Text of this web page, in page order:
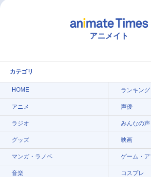
アニメイト
カテゴリ
HOME ランキング
アニメ 声優
ラジオ みんなの声
グッズ 映画
マンガ・ラノベ ゲーム・ア
音楽 コスプレ